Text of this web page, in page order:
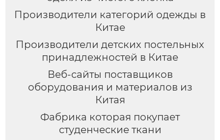
Производители категорий одежды в
Китае
Производители детских постельных
принадлежностей в Китае
Веб-сайты поставщиков
оборудования и материалов из
Китая
Фабрика которая покупает
студенческие ткани